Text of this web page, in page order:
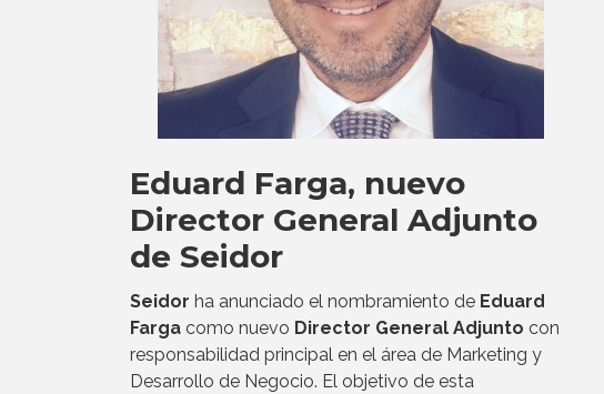
Eduard Farga, nuevo
Director General Adjunto
de Seidor
Seidor ha anunciado el nombramiento de Eduard
Farga como nuevo Director General Adjunto con
responsabilidad principal en el área de Marketing y
Desarrollo de Negocio. El objetivo de esta